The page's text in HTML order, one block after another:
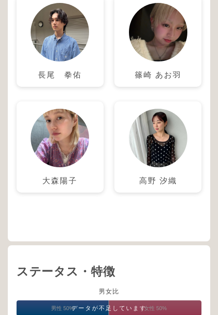
長尾 拳佑 篠崎 あお羽
大森陽子 高野 汐織
ステータス・特徴
男女比
データが不足しています
男性 50% 女性 50%